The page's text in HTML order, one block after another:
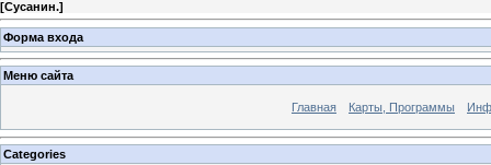
[Сусанин.]
Форма входа
Меню сайта
Главная Карты, Программы
Categories